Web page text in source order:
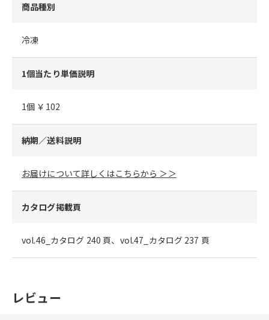
商品種別
冷凍
1個当たり単価説明
1個 ￥102
納期／送料説明
お届けについて詳しくはこちらから ＞＞
カタログ掲載頁
vol.46_カタログ 240 頁、vol.47_カタログ 237 頁
レビュー